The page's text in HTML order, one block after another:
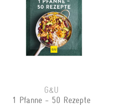
G&U
1 Pfanne - 50 Rezepte